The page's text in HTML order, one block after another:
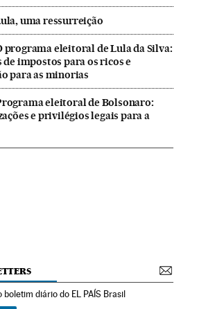
uma ressurreição
programa eleitoral de Lula da Silva:
de impostos para os ricos e
para as minorias
eleitoral de Bolsonaro:
e privilégios legais para a
boletim diário do EL PAÍS Brasil